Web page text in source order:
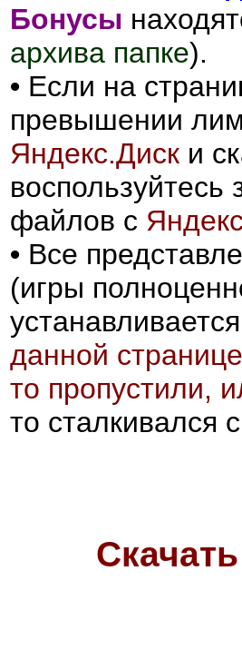
Бонусы
архива папке).
• Если на
превышении
Яндекс.Диск и
файлов с
• Все
(игры
данной
то пропустили,
то сталкивался